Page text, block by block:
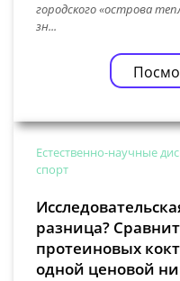
городского «острова
зн...
Естественно-научные
спорт
разница?
протеиновых
одной ценовой